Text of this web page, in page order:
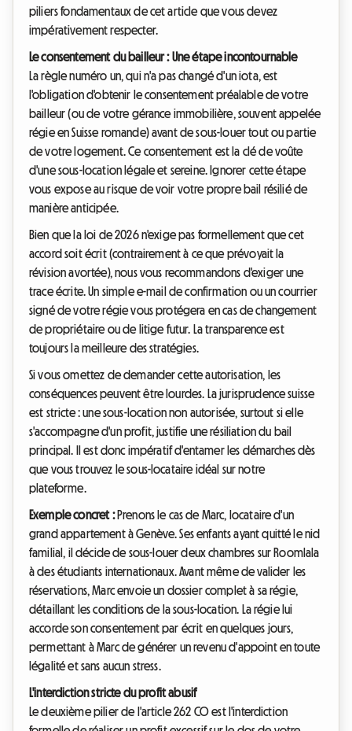
piliers fondamentaux de cet article que vous devez
impérativement respecter.
Le consentement du bailleur : Une étape incontournable
La règle numéro un, qui n'a pas changé d'un iota, est
l'obligation d'obtenir le consentement préalable de votre
bailleur (ou de votre gérance immobilière, souvent appelée
régie en Suisse romande) avant de sous-louer tout ou partie
de votre logement. Ce consentement est la clé de voûte
d'une sous-location légale et sereine. Ignorer cette étape
vous expose au risque de voir votre propre bail résilié de
manière anticipée.
Bien que la loi de 2026 n'exige pas formellement que cet
accord soit écrit (contrairement à ce que prévoyait la
révision avortée), nous vous recommandons d'exiger une
trace écrite. Un simple e-mail de confirmation ou un courrier
signé de votre régie vous protégera en cas de changement
de propriétaire ou de litige futur. La transparence est
toujours la meilleure des stratégies.
Si vous omettez de demander cette autorisation, les
conséquences peuvent être lourdes. La jurisprudence suisse
est stricte : une sous-location non autorisée, surtout si elle
s'accompagne d'un profit, justifie une résiliation du bail
principal. Il est donc impératif d'entamer les démarches dès
que vous trouvez le sous-locataire idéal sur notre
plateforme.
Exemple concret :Prenons le cas de Marc, locataire d'un
grand appartement à Genève. Ses enfants ayant quitté le nid
familial, il décide de sous-louer deux chambres sur Roomlala
à des étudiants internationaux. Avant même de valider les
réservations, Marc envoie un dossier complet à sa régie,
détaillant les conditions de la sous-location. La régie lui
accorde son consentement par écrit en quelques jours,
permettant à Marc de générer un revenu d'appoint en toute
légalité et sans aucun stress.
L'interdiction stricte du profit abusif
Le deuxième pilier de l'article 262 CO est l'interdiction